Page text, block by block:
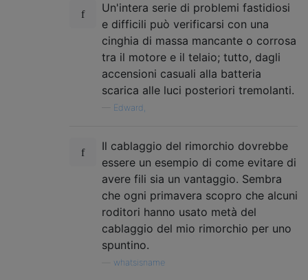
Un'intera serie di problemi fastidiosi
e difficili può verificarsi con una
cinghia di massa mancante o corrosa
tra il motore e il telaio; tutto, dagli
accensioni casuali alla batteria
scarica alle luci posteriori tremolanti.
Edward,
Il cablaggio del rimorchio dovrebbe
essere un esempio di come evitare di
avere fili sia un vantaggio. Sembra
che ogni primavera scopro che alcuni
roditori hanno usato metà del
cablaggio del mio rimorchio per uno
spuntino.
whatsisname